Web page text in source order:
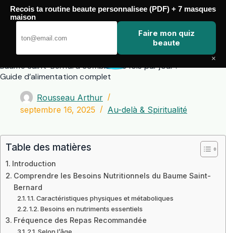
Passer
contenu
Baume Saint-Bernard combien de fois par jour :
Guide d’alimentation complet
Rousseau Arthur
septembre 16, 2025
Au-delà & Spiritualité
Table des matières
Introduction
Comprendre les Besoins Nutritionnels du Baume Saint-
Bernard
1.1. Caractéristiques physiques et métaboliques
1.2. Besoins en nutriments essentiels
Fréquence des Repas Recommandée
Recois ta routine beaute personnalisee (PDF) + 7 masques
maison
Faire mon quiz
beaute
×